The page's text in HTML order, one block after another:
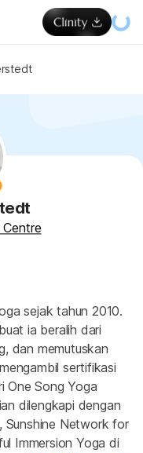
sejak tahun 2010.
ia beralih dari
dan memutuskan
sertifikasi
One Song Yoga
dilengkapi dengan
Sunshine Network for
Immersion Yoga di